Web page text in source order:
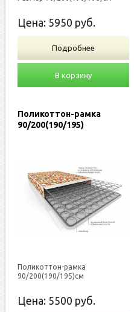
Цена: 5950 руб.
Подробнее
В корзину
Поликоттон-рамка
90/200(190/195)
Поликоттон-рамка
90/200(190/195)см
Цена: 5500 руб.